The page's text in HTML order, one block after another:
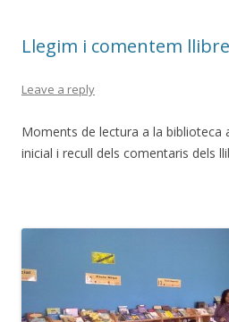
Llegim i comentem
Leave a reply
Moments de lectura a la biblioteca
inicial i recull dels comentaris dels